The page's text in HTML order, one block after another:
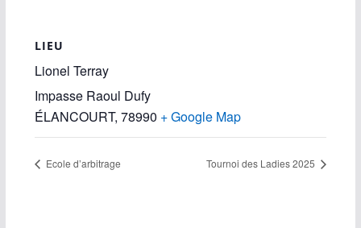
LIEU
Lionel Terray
Impasse Raoul Dufy
ÉLANCOURT, 78990 + Google Map
Ecole d’arbitrage Tournoi des Ladies 2025